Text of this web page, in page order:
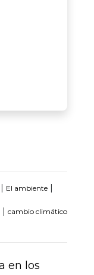
| El ambiente |
| cambio climático
en los